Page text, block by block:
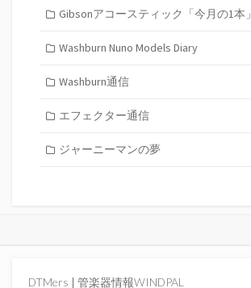
Gibsonアコースティック「今月の1本」
Washburn Nuno Models Diary
Washburn通信
エフェクター通信
ジャーニーマンの夢
DTMers | 管楽器情報WINDPAL